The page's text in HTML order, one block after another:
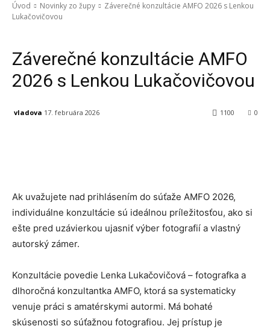
Úvod Novinky zo župy
Záverečné konzultácie AMFO 2026 s Lenkou
Lukačovičovou
Záverečné konzultácie AMFO
2026 s Lenkou Lukačovičovou
vladova 17. februára 2026 0
1100
Ak uvažujete nad prihlásením do súťaže AMFO 2026,
individuálne konzultácie sú ideálnou príležitosťou, ako si
ešte pred uzávierkou ujasniť výber fotografií a vlastný
autorský zámer.
Konzultácie povedie Lenka Lukačovičová – fotografka a
dlhoročná konzultantka AMFO, ktorá sa systematicky
venuje práci s amatérskymi autormi. Má bohaté
skúsenosti so súťažnou fotografiou. Jej prístup je